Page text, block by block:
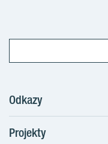
Odkazy
Postup koupě
Projekty